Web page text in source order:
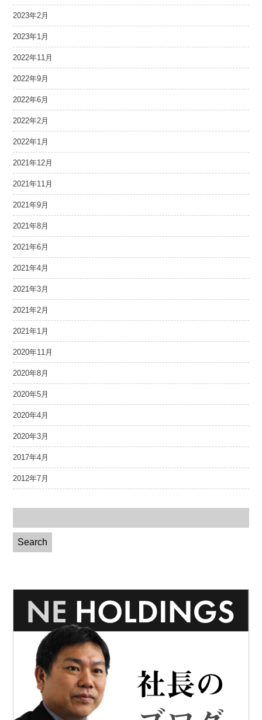
2023年2月
2023年1月
2022年11月
2022年9月
2022年6月
2022年2月
2022年1月
2021年12月
2021年11月
2021年9月
2021年8月
2021年6月
2021年4月
2021年3月
2021年2月
2021年1月
2020年11月
2020年8月
2020年5月
2020年4月
2020年3月
2017年4月
2012年7月
Search